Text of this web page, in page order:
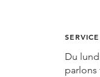
Du
parlons